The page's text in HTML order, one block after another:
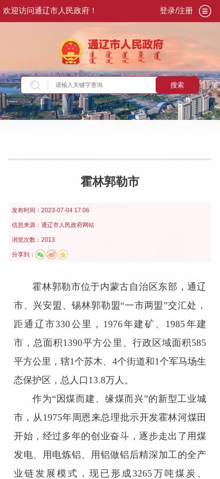
欢迎访问通辽市人民政府！ 登录/注册
搜索
当前位置：首页>走进通辽>旅游通辽
霍林郭勒市
发布时间： 2023-07-04 17:06
信息来源： 通辽市人民政府网站
浏览次数：2013
分享到：
霍林郭勒市位于内蒙古自治区东部，通辽
市、兴安盟、锡林郭勒盟“一市两盟”交汇处，
距通辽市330公里，1976年建矿、1985年建
市，总面积1390平方公里、行政区域面积585
平方公里，辖1个苏木、4个街道和1个军马场生
态保护区，总人口13.8万人。
作为“因煤而建、缘煤而兴”的新型工业城
市，从1975年周恩来总理批示开发霍林河煤田
开始，经过多年的创业奋斗，逐步走出了用煤
发电、用电炼铝、用铝做铝后精深加工的全产
业链发展模式，现已形成3265万吨煤炭、